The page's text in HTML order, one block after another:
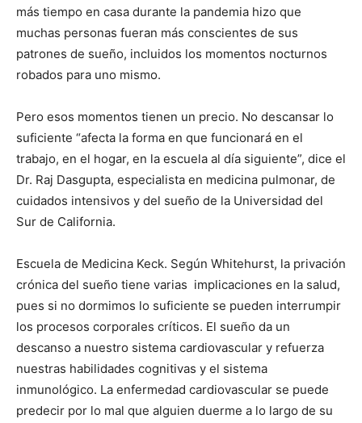
más tiempo en casa durante la pandemia hizo que
muchas personas fueran más conscientes de sus
patrones de sueño, incluidos los momentos nocturnos
robados para uno mismo.
Pero esos momentos tienen un precio. No descansar lo
suficiente “afecta la forma en que funcionará en el
trabajo, en el hogar, en la escuela al día siguiente”, dice el
Dr. Raj Dasgupta, especialista en medicina pulmonar, de
cuidados intensivos y del sueño de la Universidad del
Sur de California.
Escuela de Medicina Keck. Según Whitehurst, la privación
crónica del sueño tiene varias implicaciones en la salud,
pues si no dormimos lo suficiente se pueden interrumpir
los procesos corporales críticos. El sueño da un
descanso a nuestro sistema cardiovascular y refuerza
nuestras habilidades cognitivas y el sistema
inmunológico. La enfermedad cardiovascular se puede
predecir por lo mal que alguien duerme a lo largo de su